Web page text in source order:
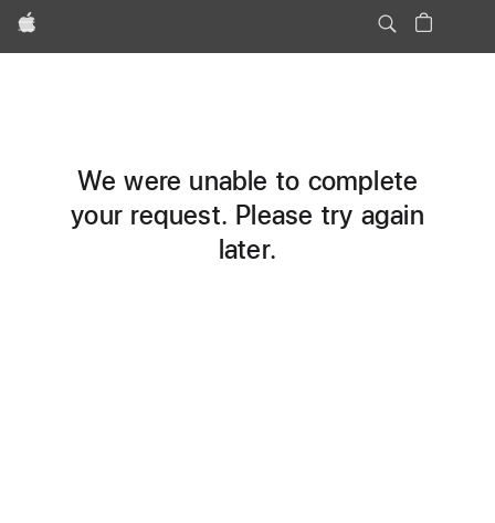
Apple
We were unable to complete
your request. Please try again
later.